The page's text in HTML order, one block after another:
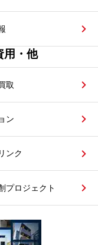
用・他
取
ン
ンク
プロジェクト